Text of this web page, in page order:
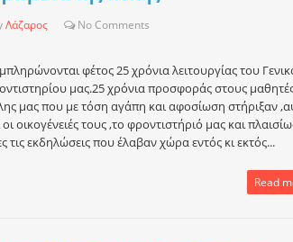
Λάζαρος No Comments
φέτος 25 χρόνια λειτουργίας του
μας.25 χρόνια προσφοράς στους
μας που με τόση αγάπη και αφοσίωση στήριξαν
οι οικογένειές τους ,το φροντιστήριό μας και
τις εκδηλώσεις που έλαβαν χώρα εντός κι εκτός...
Read